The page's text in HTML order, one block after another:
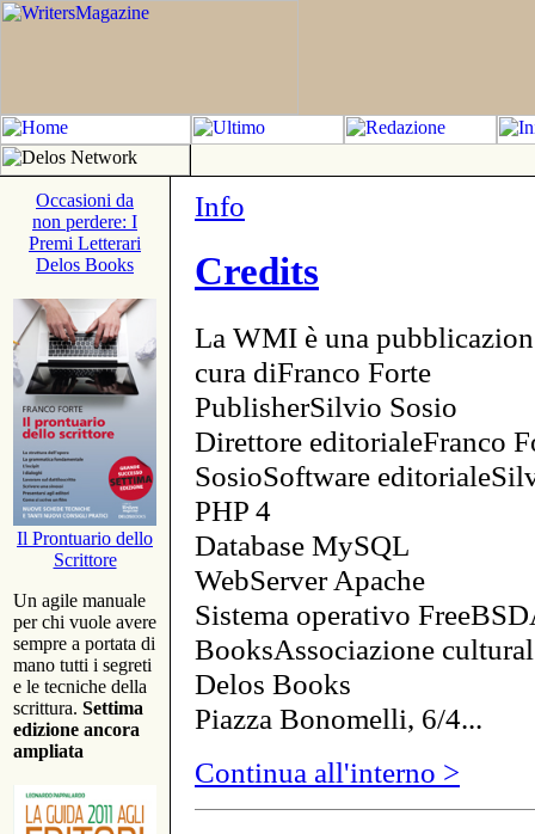
Occasioni da
non perdere: I
Premi Letterari
Delos Books
Il Prontuario dello
Scrittore
Un agile manuale
per chi vuole avere
sempre a portata di
mano tutti i segreti
e le tecniche della
scrittura. Settima
edizione ancora
ampliata
Info
Credits
La WMI è una
cura diFranco Forte
PublisherSilvio Sosio
Direttore editorialeFranco
SosioSoftware
PHP 4
Database MySQL
WebServer Apache
Sistema operativo
BooksAssociazione
Delos Books
Piazza Bonomelli, 6/4...
Continua all'interno >